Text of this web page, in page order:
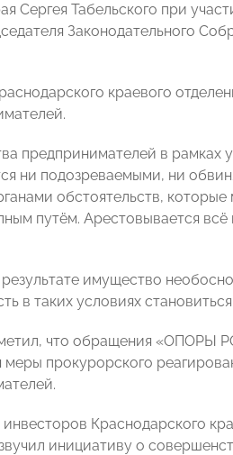
Сергея Табельского при
Законодательного
краевого
предпринимателей в рамках
ни подозреваемыми, ни
обстоятельств, которые
путём. Арестовывается
имущество
в таких условиях
что обращения «ОПОРЫ
меры прокурорского
Краснодарского
инициативу о